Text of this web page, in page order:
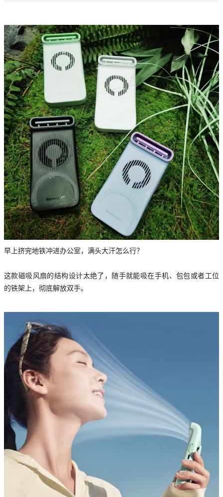
早上挤完地铁冲进办公室，满头大汗怎么行？
这款磁吸风扇的结构设计太绝了，随手就能吸在手机、包包或者工位
的铁架上，彻底解放双手。